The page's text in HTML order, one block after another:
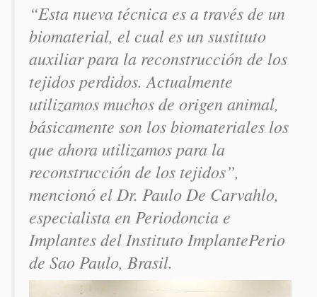
“Esta nueva técnica es a través de un
biomaterial, el cual es un sustituto
auxiliar para la reconstrucción de los
tejidos perdidos. Actualmente
utilizamos muchos de origen animal,
básicamente son los biomateriales los
que ahora utilizamos para la
reconstrucción de los tejidos”,
mencionó el Dr. Paulo De Carvahlo,
especialista en Periodoncia e
Implantes del Instituto ImplantePerio
de Sao Paulo, Brasil.